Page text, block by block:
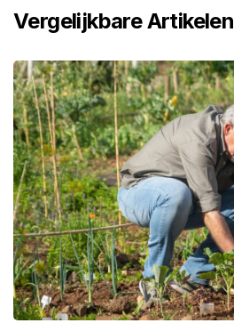
Vergelijkbare Artikelen